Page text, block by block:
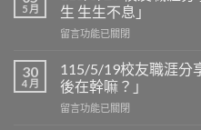
=
生
醫
2026
看
板
論
5 月
生 生生不息」
在
校
友
職
涯
留言功能已關閉
30
4 月
115/5/19校友職涯分
後在幹嘛？」
在
留言功能已關閉